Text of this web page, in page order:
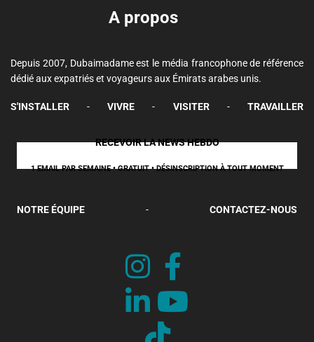
A propos
Depuis 2007, Dubaimadame est le média francophone de référence
dédié aux expatriés et voyageurs aux Émirats arabes unis.
S'INSTALLER - VIVRE - VISITER - TRAVAILLER
RECEVOIR LA NEWS HEBDO
1 EMAIL PAR SEMAINE • GRATUIT • DÉSINSCRIPTION À TOUT MOMENT
NOTRE ÉQUIPE - CONTACTEZ-NOUS